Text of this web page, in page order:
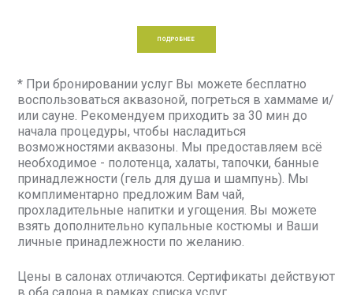
ПОДРОБНЕЕ
* При бронировании услуг Вы можете бесплатно
воспользоваться аквазоной, погреться в хаммаме и/
или сауне. Рекомендуем приходить за 30 мин до
начала процедуры, чтобы насладиться
возможностями аквазоны. Мы предоставляем всё
необходимое - полотенца, халаты, тапочки, банные
принадлежности (гель для душа и шампунь). Мы
комплиментарно предложим Вам чай,
прохладительные напитки и угощения. Вы можете
взять дополнительно купальные костюмы и Ваши
личные принадлежности по желанию.
Цены в салонах отличаются. Сертификаты действуют